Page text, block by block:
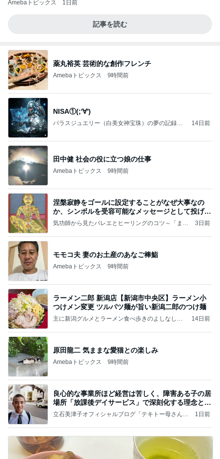
Amebaトピックス 1日前
記事を読む
薬丸裕英 芸術的な創作フレンチ
Amebaトピックス 9時間前
NISA①(;'∀')
パラスジュエリー（白美女神宝珠）の夢の記録
14日前
田中健 社会の役に立つ娘の仕事
Amebaトピックス 9時間前
涅槃寂静をゴールに設定することがなぜ大事なの
か、シンボルを受容可能なメッセージとして投げる
ことが
気功師から見たバレエとヒーリングのコツ～「まと
3日前
モモコ夫 妻のお土産のあなご棒鮨
Amebaトピックス 9時間前
ラーメン二郎 新潟店【新潟市中央区】ラーメン小
つけメン変更 ツルパツ麺が旨い新潟二郎のつけ麺
主に新潟グルメとラーメン食べ歩きのよしなしご
14日前
原田龍二 気ままな愛猫との楽しみ
Amebaトピックス 9時間前
良心的な事業所ほど経営は苦しく、障害ある子の居
場所「放課後デイサービス」で深刻化する理念と現
実の
立石美津子オフィシャルブログ「テキトー母さんの
1日前